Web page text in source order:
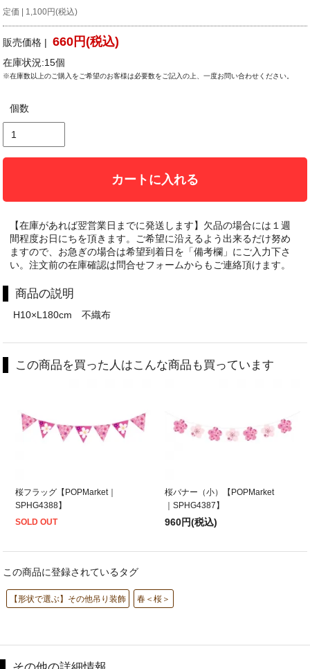
定価 | 1,100円(税込)
販売価格 |660円(税込)
在庫状況:15個
※在庫数以上のご購入をご希望のお客様は必要数をご記入の上、一度お問い合わせください。
個数
カートに入れる
【在庫があれば翌営業日までに発送します】欠品の場合には１週
間程度お日にちを頂きます。ご希望に沿えるよう出来るだけ努め
ますので、お急ぎの場合は希望到着日を「備考欄」にご入力下さ
い。注文前の在庫確認は問合せフォームからもご連絡頂けます。
商品の説明
H10×L180cm 不織布
この商品を買った人はこんな商品も買っています
桜フラッグ【POPMarket｜
SPHG4388】
SOLD OUT
桜バナー（小）【POPMarket
｜SPHG4387】
960円(税込)
この商品に登録されているタグ
【形状で選ぶ】その他吊り装飾 春＜桜＞